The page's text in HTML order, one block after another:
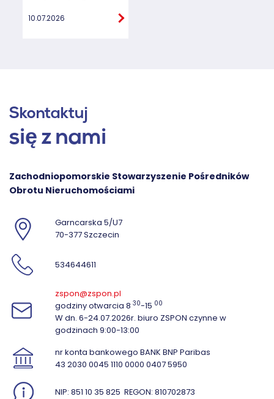
10.07.2026
Skontaktuj
się z nami
Zachodniopomorskie Stowarzyszenie Pośredników
Obrotu Nieruchomościami
Garncarska 5/U7
70-377 Szczecin
534644611
zspon@zspon.pl
godziny otwarcia 8 30-15 00
W dn. 6-24.07.2026r. biuro ZSPON czynne w
godzinach 9:00-13:00
nr konta bankowego BANK BNP Paribas
43 2030 0045 1110 0000 0407 5950
NIP: 851 10 35 825 REGON: 810702873